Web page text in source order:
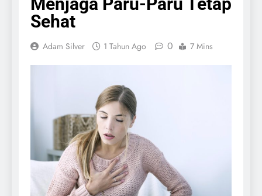
Sehat
Adam Silver 1 Tahun Ago 0 7 Mins